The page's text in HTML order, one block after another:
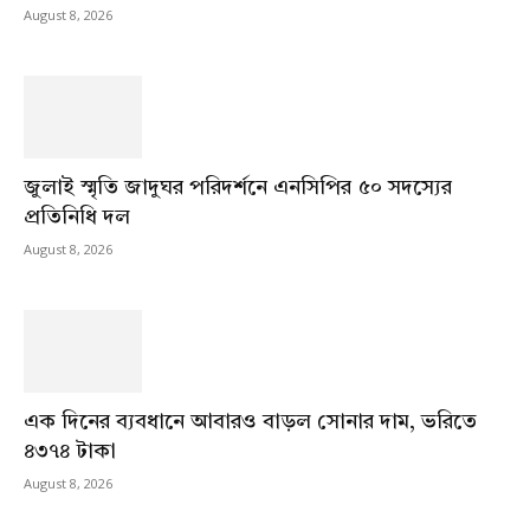
August 8, 2026
জুলাই স্মৃতি জাদুঘর পরিদর্শনে এনসিপির ৫০ সদস্যের
প্রতিনিধি দল
August 8, 2026
এক দিনের ব্যবধানে আবারও বাড়ল সোনার দাম, ভরিতে
৪৩৭৪ টাকা
August 8, 2026